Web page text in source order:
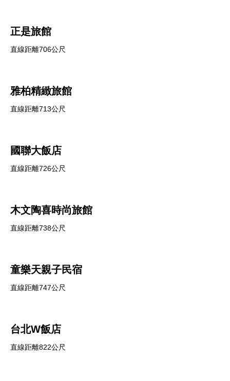
正是旅館
直線距離706公尺
雅柏精緻旅館
直線距離713公尺
國聯大飯店
直線距離726公尺
木文陶喜時尚旅館
直線距離738公尺
童樂天親子民宿
直線距離747公尺
台北W飯店
直線距離822公尺